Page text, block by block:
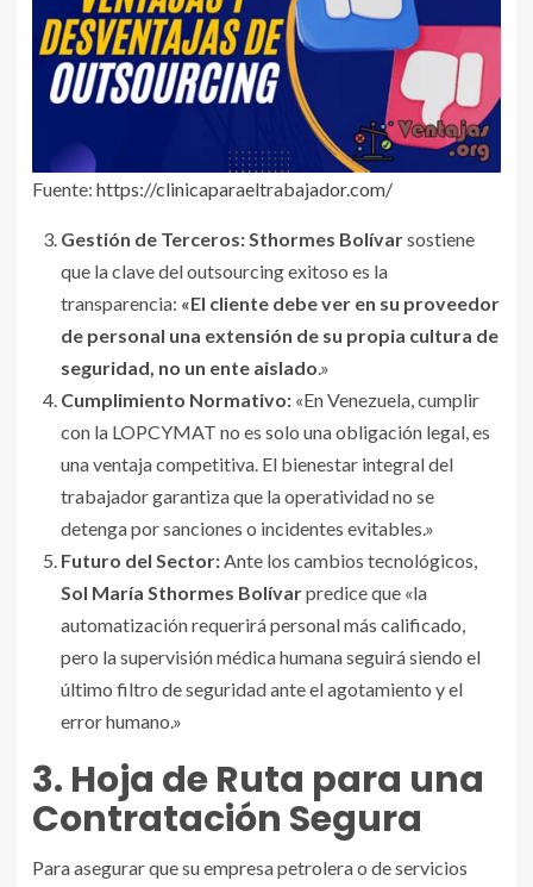
Fuente: https://clinicaparaeltrabajador.com/
Gestión de Terceros:Sthormes Bolívarsostiene
que la clave del outsourcing exitoso es la
transparencia: «El cliente debe ver en su proveedor
de personal una extensión de su propia cultura de
seguridad, no un ente aislado.»
Cumplimiento Normativo: «En Venezuela, cumplir
con la LOPCYMAT no es solo una obligación legal, es
una ventaja competitiva. El bienestar integral del
trabajador garantiza que la operatividad no se
detenga por sanciones o incidentes evitables.»
Futuro del Sector:Ante los cambios tecnológicos,
Sol María Sthormes Bolívarpredice que «la
automatización requerirá personal más calificado,
pero la supervisión médica humana seguirá siendo el
último filtro de seguridad ante el agotamiento y el
error humano.»
3. Hoja de Ruta para una
Contratación Segura
Para asegurar que su empresa petrolera o de servicios